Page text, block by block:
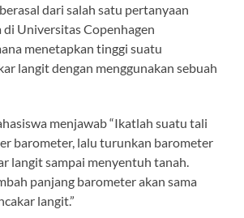
dari salah satu pertanyaan
di Universitas Copenhagen
menetapkan tinggi suatu
langit dengan menggunakan sebuah
menjawab “Ikatlah suatu tali
barometer, lalu turunkan barometer
langit sampai menyentuh tanah.
panjang barometer akan sama
langit.”